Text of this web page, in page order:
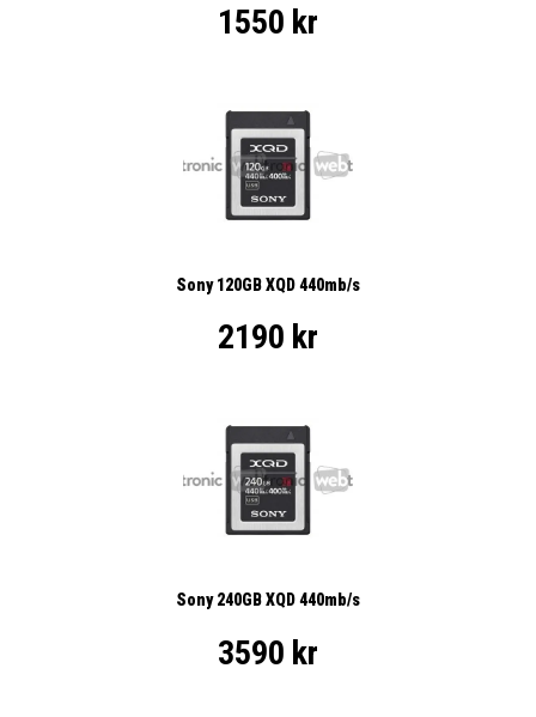
1550 kr
Sony 120GB XQD 440mb/s
2190 kr
Sony 240GB XQD 440mb/s
3590 kr